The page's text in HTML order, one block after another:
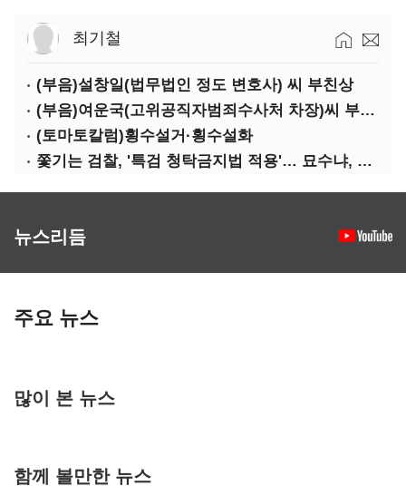
최기철
(부음)설창일(법무법인 정도 변호사) 씨 부친상
(부음)여운국(고위공직자범죄수사처 차장)씨 부친상
(토마토칼럼)횡수설거·횡수설화
쫓기는 검찰, '특검 청탁금지법 적용'… 묘수냐, 무리수냐
뉴스리듬
주요 뉴스
많이 본 뉴스
함께 볼만한 뉴스